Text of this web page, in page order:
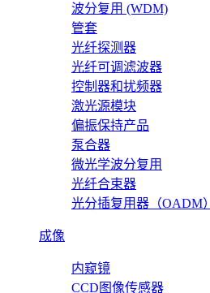
波分复用 (WDM)
管套
光纤探测器
光纤可调滤波器
控制器和扰频器
激光源模块
偏振保持产品
泵合器
微光学波分复用
光纤合束器
光分插复用器（OADM）
成像
内窥镜
CCD图像传感器